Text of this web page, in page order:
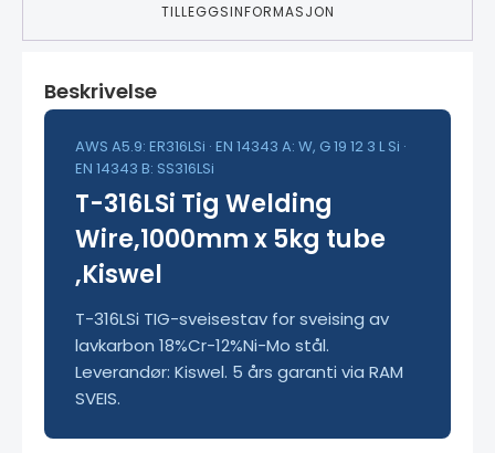
TILLEGGSINFORMASJON
Beskrivelse
AWS A5.9: ER316LSi · EN 14343 A: W, G 19 12 3 L Si ·
EN 14343 B: SS316LSi
T-316LSi Tig Welding
Wire,1000mm x 5kg tube
,Kiswel
T-316LSi TIG-sveisestav for sveising av
lavkarbon 18%Cr-12%Ni-Mo stål.
Leverandør: Kiswel. 5 års garanti via RAM
SVEIS.